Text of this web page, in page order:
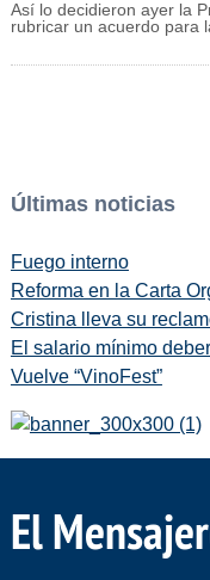
Así lo decidieron ayer la
rubricar un acuerdo para
Últimas noticias
Fuego interno
Reforma en la Carta
Cristina lleva su
El salario mínimo
Vuelve “VinoFest”
El